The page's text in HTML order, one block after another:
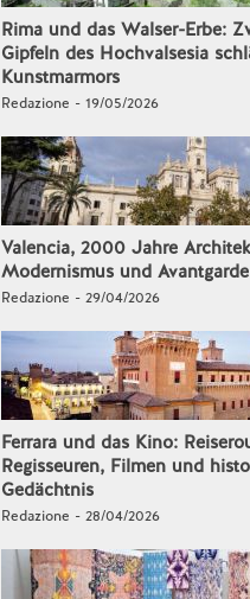
Rima und das Walser-Erbe:
Gipfeln des Hochvalsesia
Kunstmarmors
Redazione - 19/05/2026
Valencia, 2000 Jahre
Modernismus und Avantgarde
Redazione - 29/04/2026
Ferrara und das Kino:
Regisseuren, Filmen und
Gedächtnis
Redazione - 28/04/2026